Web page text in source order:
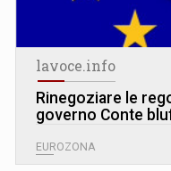
lavoce.info
Rinegoziare le
governo Conte
EUROZONA